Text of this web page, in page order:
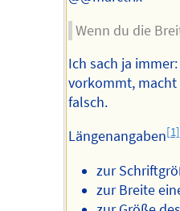
Wenn du die
Ich sach ja
vorkommt, macht
falsch.
Längenangaben[1]
zur
zur Breite